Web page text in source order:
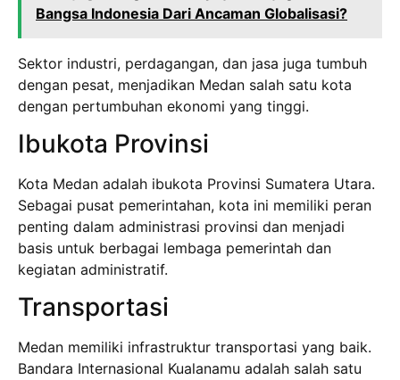
Bangsa Indonesia Dari Ancaman Globalisasi?
Sektor industri, perdagangan, dan jasa juga tumbuh
dengan pesat, menjadikan Medan salah satu kota
dengan pertumbuhan ekonomi yang tinggi.
Ibukota Provinsi
Kota Medan adalah ibukota Provinsi Sumatera Utara.
Sebagai pusat pemerintahan, kota ini memiliki peran
penting dalam administrasi provinsi dan menjadi
basis untuk berbagai lembaga pemerintah dan
kegiatan administratif.
Transportasi
Medan memiliki infrastruktur transportasi yang baik.
Bandara Internasional Kualanamu adalah salah satu